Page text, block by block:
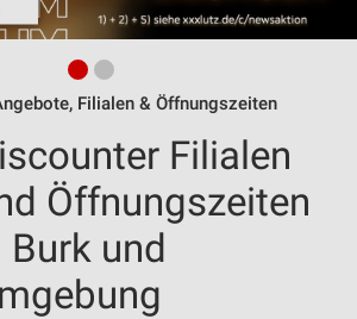
Filialen & Öffnungszeiten
Filialen
Öffnungszeiten
Burk und